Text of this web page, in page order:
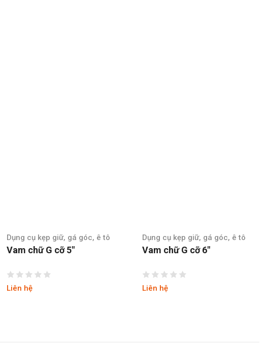
Dụng cụ kẹp giữ, gá góc, ê tô
Vam chữ G cỡ 6″
Liên hệ
Dụng cụ kẹp giữ, gá góc, ê tô
Vam chữ G cỡ 8″
Liên hệ